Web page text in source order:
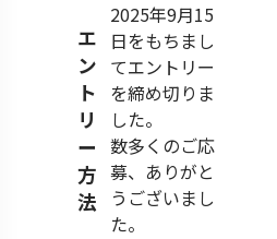
エ
ン
ト
リ
ー
方
法
2025年9月15
日をもちまし
てエントリー
を締め切りま
した。
数多くのご応
募、ありがと
うございまし
た。